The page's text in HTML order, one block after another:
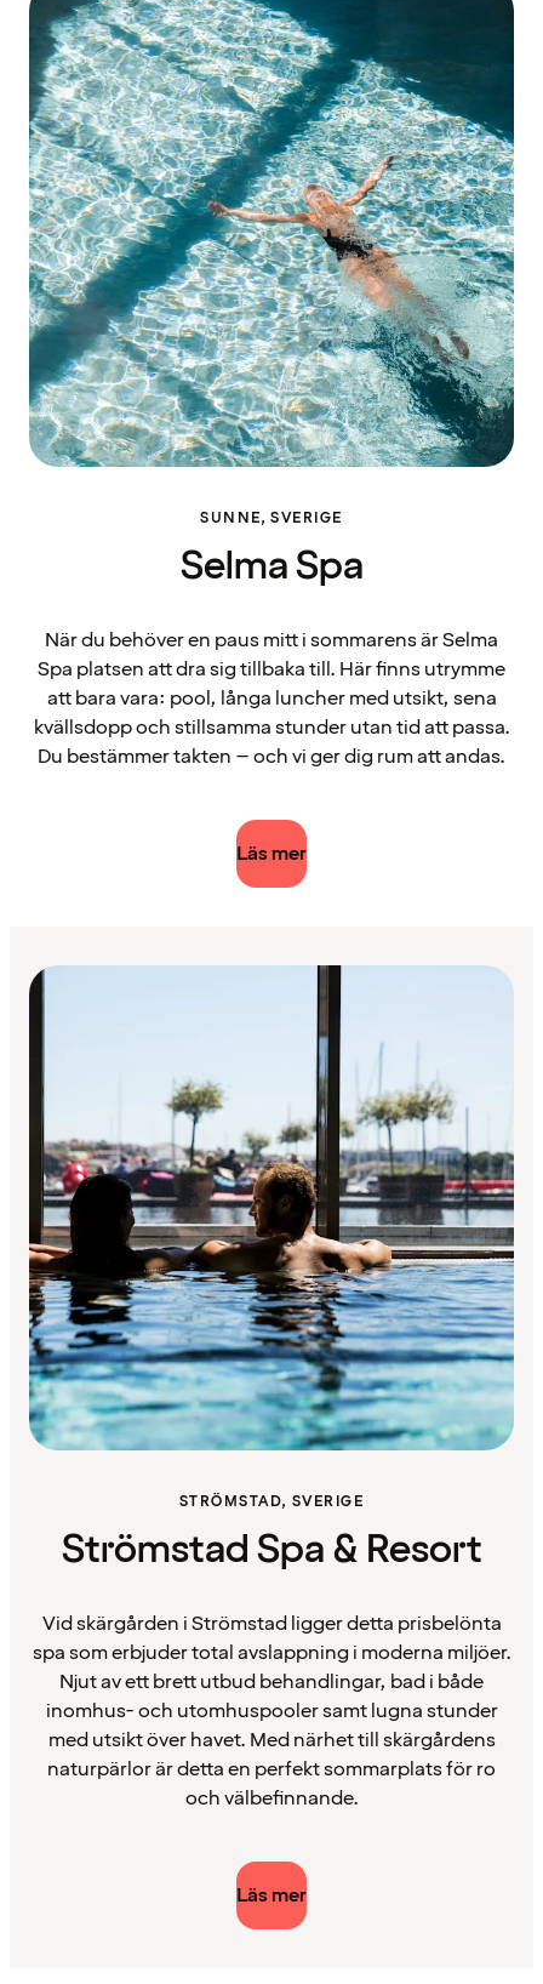
SUNNE, SVERIGE
Selma Spa
När du behöver en paus mitt i sommarens är Selma
Spa platsen att dra sig tillbaka till. Här finns utrymme
att bara vara: pool, långa luncher med utsikt, sena
kvällsdopp och stillsamma stunder utan tid att passa.
Du bestämmer takten – och vi ger dig rum att andas.
Läs mer
STRÖMSTAD, SVERIGE
Strömstad Spa & Resort
Vid skärgården i Strömstad ligger detta prisbelönta
spa som erbjuder total avslappning i moderna miljöer.
Njut av ett brett utbud behandlingar, bad i både
inomhus- och utomhuspooler samt lugna stunder
med utsikt över havet. Med närhet till skärgårdens
naturpärlor är detta en perfekt sommarplats för ro
och välbefinnande.
Läs mer